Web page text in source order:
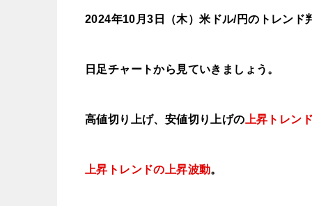
2024年10月3日 （木）米ドル/円のトレンド
日足チャートから見ていきましょう。
高値切り上げ、安値切り上げの 上昇トレンド
上昇トレンドの上昇波動。